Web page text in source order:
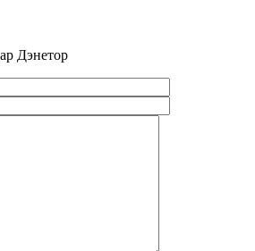
Дэнетор